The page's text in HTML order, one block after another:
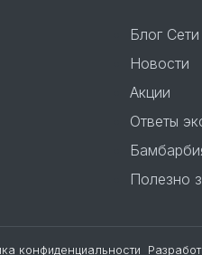
Блог Сети
Новости
Акции
Ответы
Полезно
конфиденциальности